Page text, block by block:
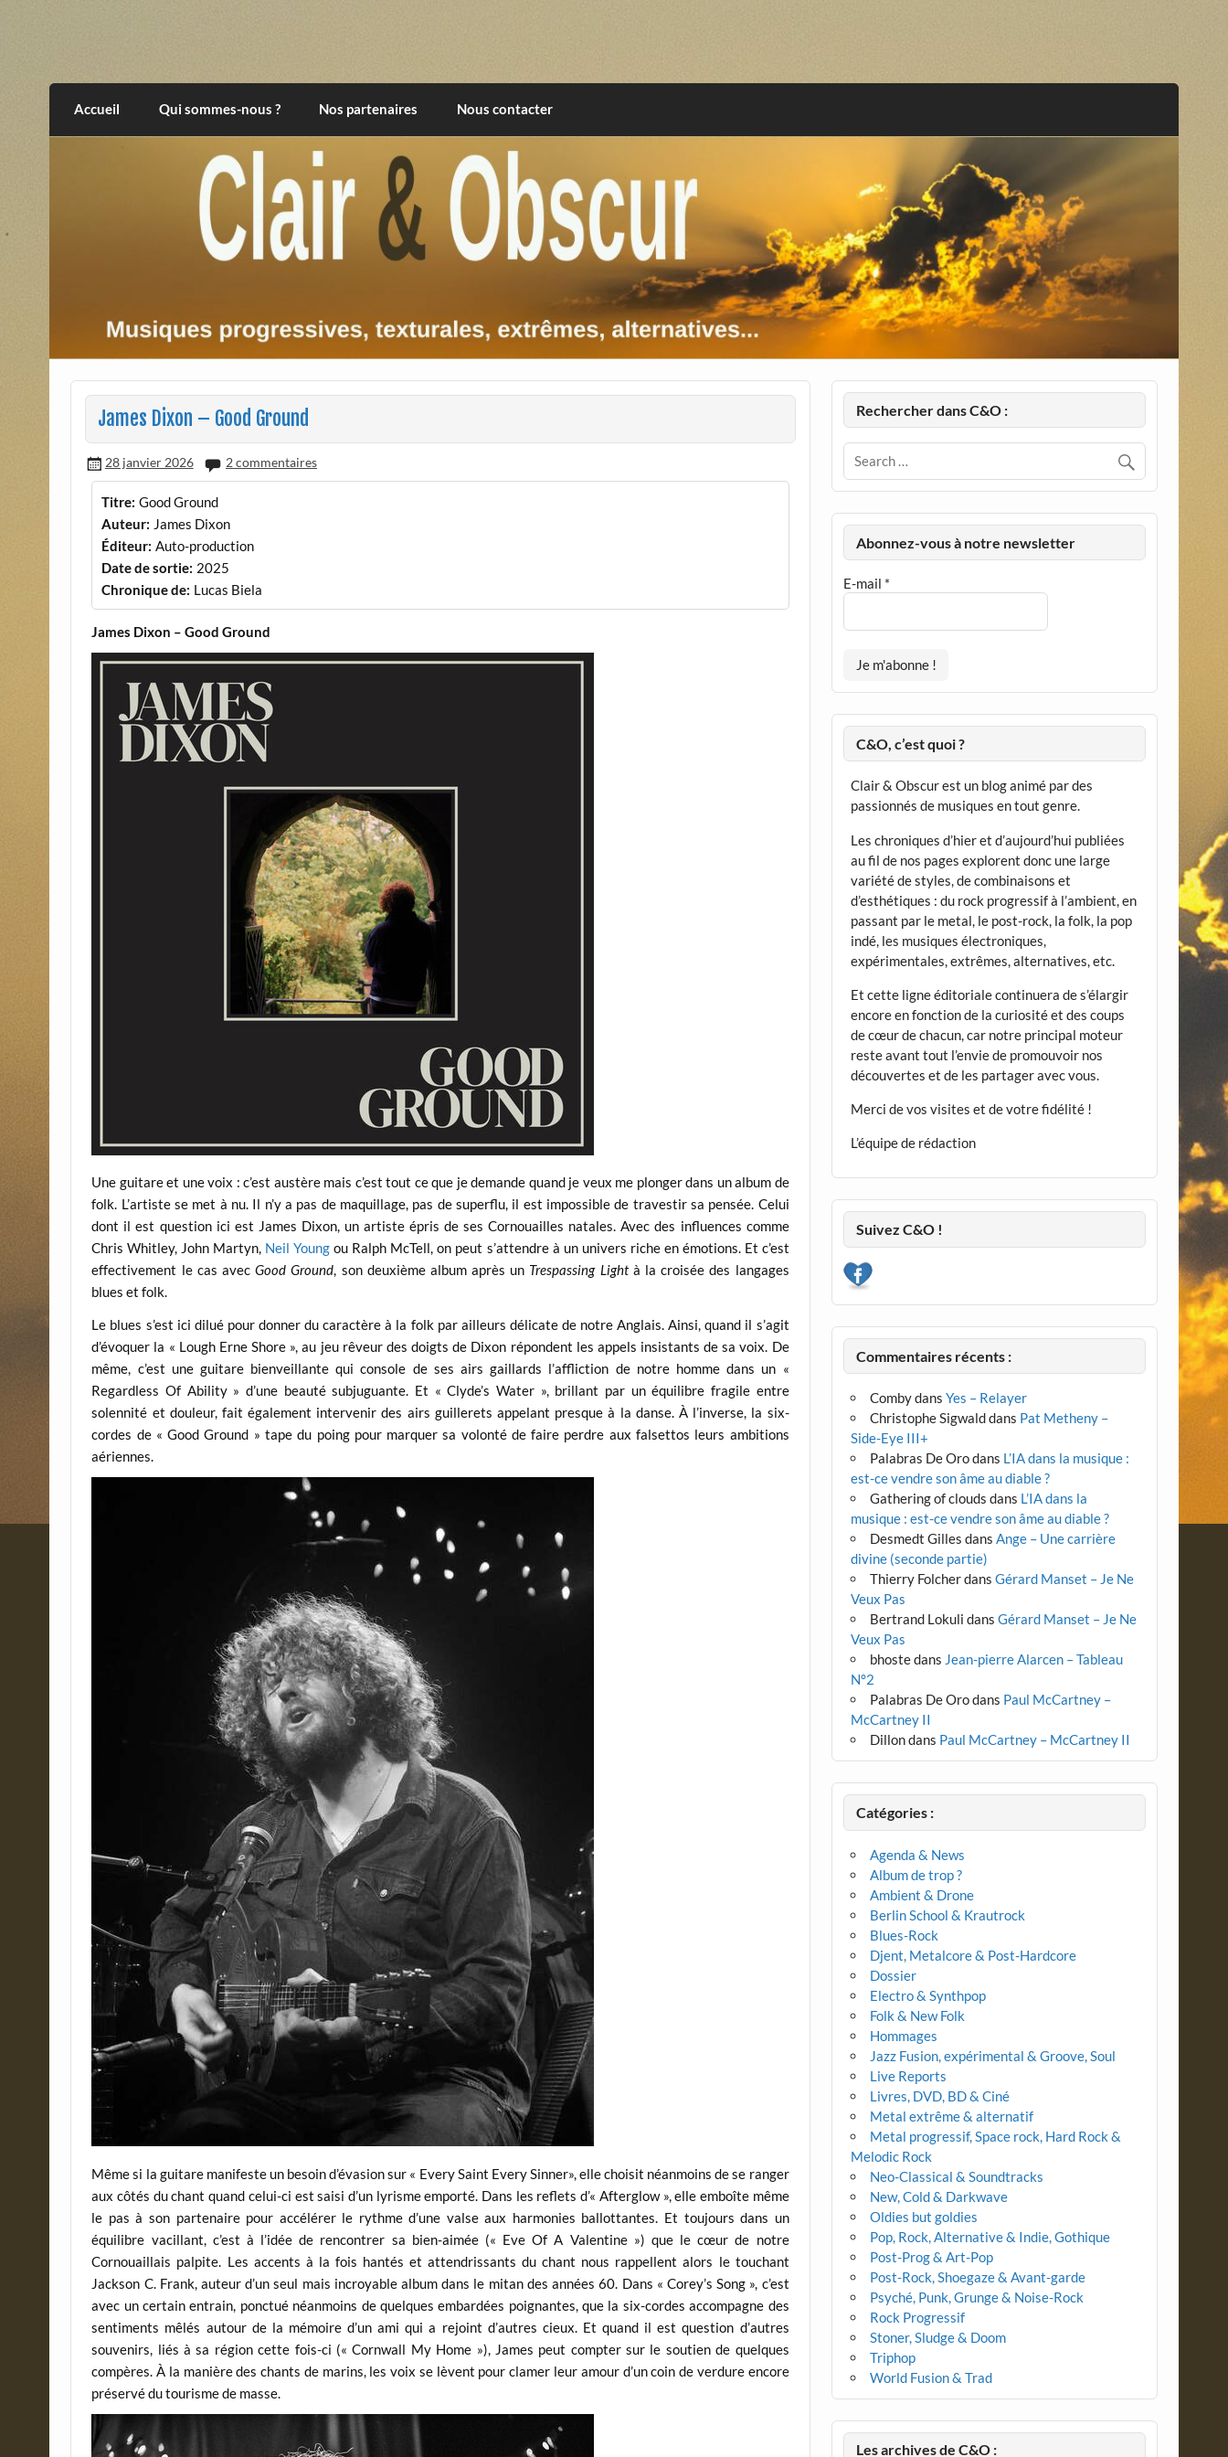
Clair et Obscur
Accueil Qui sommes-nous ? Nos partenaires Nous contacter
James Dixon – Good Ground
28 janvier 2026 2 commentaires
Titre: Good Ground
Auteur: James Dixon
Éditeur: Auto-production
Date de sortie: 2025
Chronique de: Lucas Biela
James Dixon – Good Ground
Une guitare et une voix : c’est austère mais c’est tout ce que je demande quand je veux me plonger dans un album de
folk. L’artiste se met à nu. Il n’y a pas de maquillage, pas de superflu, il est impossible de travestir sa pensée. Celui
dont il est question ici est James Dixon, un artiste épris de ses Cornouailles natales. Avec des influences comme
Chris Whitley, John Martyn, Neil Young ou Ralph McTell, on peut s’attendre à un univers riche en émotions. Et c’est
effectivement le cas avecGood Ground, son deuxième album après un Trespassing Lightà la croisée des langages
blues et folk.
Le blues s’est ici dilué pour donner du caractère à la folk par ailleurs délicate de notre Anglais. Ainsi, quand il s’agit
d’évoquer la « Lough Erne Shore », au jeu rêveur des doigts de Dixon répondent les appels insistants de sa voix. De
même, c’est une guitare bienveillante qui console de ses airs gaillards l’affliction de notre homme dans un «
Regardless Of Ability » d’une beauté subjuguante. Et « Clyde’s Water », brillant par un équilibre fragile entre
solennité et douleur, fait également intervenir des airs guillerets appelant presque à la danse. À l’inverse, la six-
cordes de « Good Ground » tape du poing pour marquer sa volonté de faire perdre aux falsettos leurs ambitions
aériennes.
Même si la guitare manifeste un besoin d’évasion sur « Every Saint Every Sinner», elle choisit néanmoins de se ranger
aux côtés du chant quand celui-ci est saisi d’un lyrisme emporté. Dans les reflets d’« Afterglow », elle emboîte même
le pas à son partenaire pour accélérer le rythme d’une valse aux harmonies ballottantes. Et toujours dans un
équilibre vacillant, c’est à l’idée de rencontrer sa bien-aimée (« Eve Of A Valentine ») que le cœur de notre
Cornouaillais palpite. Les accents à la fois hantés et attendrissants du chant nous rappellent alors le touchant
Jackson C. Frank, auteur d’un seul mais incroyable album dans le mitan des années 60. Dans « Corey’s Song », c’est
avec un certain entrain, ponctué néanmoins de quelques embardées poignantes, que la six-cordes accompagne des
sentiments mêlés autour de la mémoire d’un ami qui a rejoint d’autres cieux. Et quand il est question d’autres
souvenirs, liés à sa région cette fois-ci (« Cornwall My Home »), James peut compter sur le soutien de quelques
compères. À la manière des chants de marins, les voix se lèvent pour clamer leur amour d’un coin de verdure encore
préservé du tourisme de masse.
Rechercher dans C&O :
Abonnez-vous à notre newsletter
E-mail *
C&O, c’est quoi ?
Clair & Obscur est un blog animé par des
passionnés de musiques en tout genre.
Les chroniques d’hier et d’aujourd’hui publiées
au fil de nos pages explorent donc une large
variété de styles, de combinaisons et
d’esthétiques : du rock progressif à l’ambient, en
passant par le metal, le post-rock, la folk, la pop
indé, les musiques électroniques,
expérimentales, extrêmes, alternatives, etc.
Et cette ligne éditoriale continuera de s’élargir
encore en fonction de la curiosité et des coups
de cœur de chacun, car notre principal moteur
reste avant tout l’envie de promouvoir nos
découvertes et de les partager avec vous.
Merci de vos visites et de votre fidélité !
L’équipe de rédaction
Suivez C&O !
Commentaires récents :
CombydansYes – Relayer
Christophe Sigwalddans Pat Metheny –
Side-Eye III+
Palabras De Orodans L’IA dans la musique :
est-ce vendre son âme au diable ?
Gathering of clouds dans L’IA dans la
musique : est-ce vendre son âme au diable ?
Desmedt Gilles dansAnge – Une carrière
divine (seconde partie)
Thierry FolcherdansGérard Manset – Je Ne
Veux Pas
Bertrand Lokuli dansGérard Manset – Je Ne
Veux Pas
bhostedans Jean-pierre Alarcen – Tableau
N°2
Palabras De Orodans Paul McCartney –
McCartney II
Dillondans Paul McCartney – McCartney II
Catégories :
Agenda & News
Album de trop ?
Ambient & Drone
Berlin School & Krautrock
Blues-Rock
Djent, Metalcore & Post-Hardcore
Dossier
Electro & Synthpop
Folk & New Folk
Hommages
Jazz Fusion, expérimental & Groove, Soul
Live Reports
Livres, DVD, BD & Ciné
Metal extrême & alternatif
Metal progressif, Space rock, Hard Rock &
Melodic Rock
Neo-Classical & Soundtracks
New, Cold & Darkwave
Oldies but goldies
Pop, Rock, Alternative & Indie, Gothique
Post-Prog & Art-Pop
Post-Rock, Shoegaze & Avant-garde
Psyché, Punk, Grunge & Noise-Rock
Rock Progressif
Stoner, Sludge & Doom
Triphop
World Fusion & Trad
Les archives de C&O :